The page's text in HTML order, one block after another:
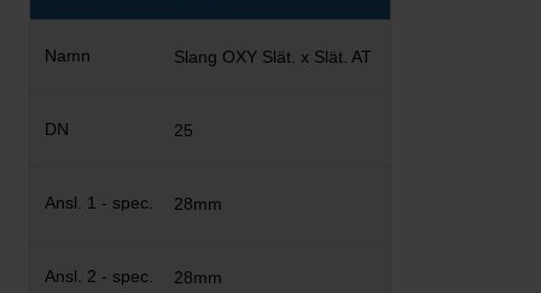
Slang OXY Slät. x Slät. AT
25
28mm
28mm